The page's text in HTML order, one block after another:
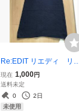
Re:EDIT リエディ リネ
ン混アメスリニットキャ
ミワンピ ニットワン
ピ サマーニット ノース
リーブ サステナブル ブ
現在 1,000円
送料未定
0
2日
未使用